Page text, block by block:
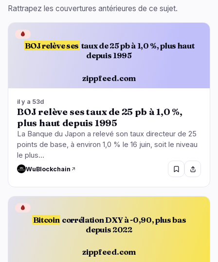
Rattrapez les couvertures antérieures de ce sujet.
BOJ relève ses taux de 25 pb à 1,0 %, plus haut
depuis 1995
zippfeed.com
🩸
il y a 53d
BOJ relève ses taux de 25 pb à 1,0 %,
plus haut depuis 1995
La Banque du Japon a relevé son taux directeur de 25
points de base, à environ 1,0 % le 16 juin, soit le niveau
le plus…
WuBlockchain
Bitcoin corrélation DXY à -0,90, plus bas
depuis 2022
zippfeed.com
🩸